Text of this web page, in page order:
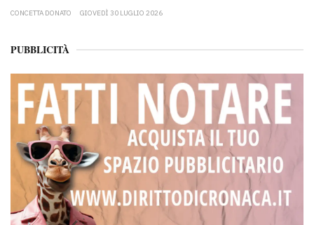
CONCETTA DONATO GIOVEDÌ 30 LUGLIO 2026
PUBBLICITÀ